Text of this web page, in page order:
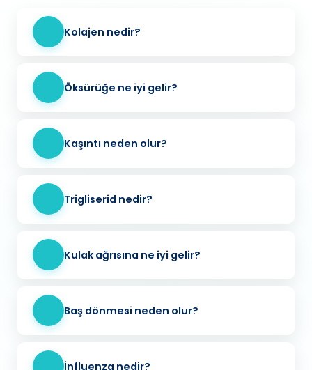
Kolajen nedir?
Öksürüğe ne iyi gelir?
Kaşıntı neden olur?
Trigliserid nedir?
Kulak ağrısına ne iyi gelir?
Baş dönmesi neden olur?
İnfluenza nedir?